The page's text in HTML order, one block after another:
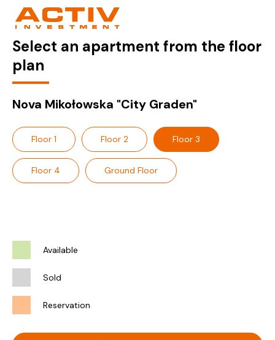
Select an apartment from the floor
plan
Nova Mikołowska "City Graden"
Floor 1 Floor 2 Floor 3
Floor 4 Ground Floor
Available
Sold
Reservation